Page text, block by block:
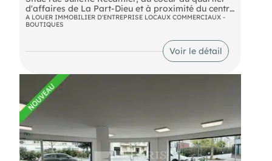
d'affaires de La Part-Dieu et à proximité du centre
commercial, local commercial d'environ 66 m²
proposé en location pure. Libre de suite, idéal
pour de nombreuses activités. À visiter sans
A LOUER IMMOBILIER D'ENTREPRISE LOCAUX COMMERCIAUX -
BOUTIQUES
Voir le détail